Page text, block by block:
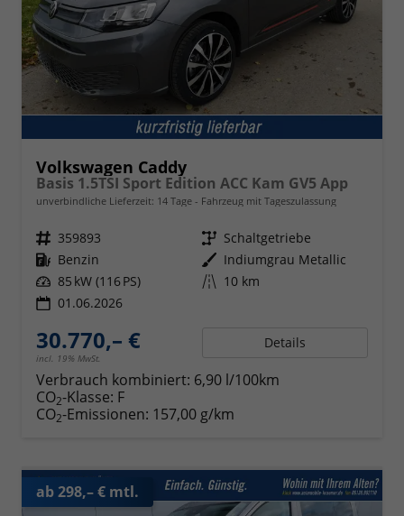
Volkswagen Caddy
Basis 1.5TSI Sport Edition ACC Kam GV5 App
unverbindliche Lieferzeit: 14 Tage Fahrzeug mit Tageszulassung
Fahrzeugnr. 359893 Getriebe Schaltgetriebe
Kraftstoff Benzin Außenfarbe Indiumgrau Metallic
Leistung 85 kW (116 PS) Kilometerstand 10 km
01.06.2026
30.770,– €
incl. 19% MwSt.
Details
Verbrauch kombiniert: 6,90 l/100km
CO2-Klasse: F
CO2-Emissionen: 157,00 g/km
ab 298,– € mtl.